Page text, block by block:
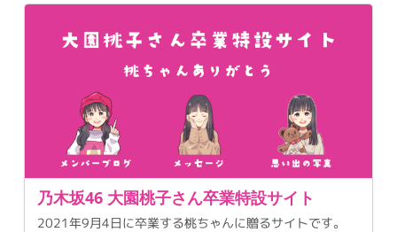
乃木坂46 大園桃子さん卒業特設サイト
2021年9月4日に卒業する桃ちゃんに贈るサイトです。